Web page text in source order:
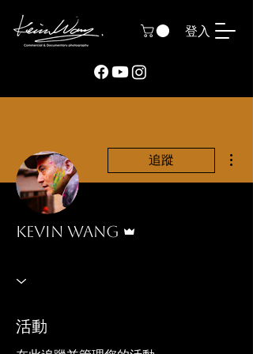
登入
追蹤
kevin wang
活動